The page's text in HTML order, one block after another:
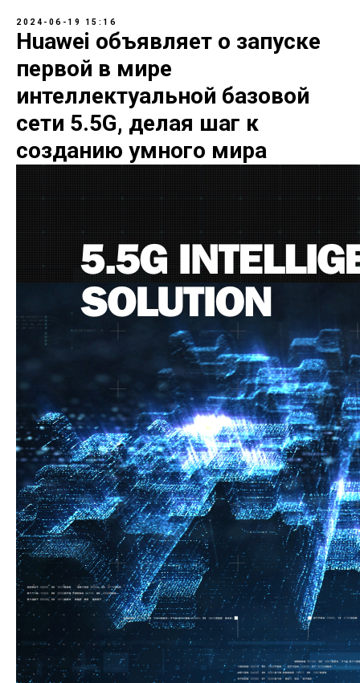
2024-06-19 15:16
Huawei объявляет о запуске
первой в мире
интеллектуальной базовой
сети 5.5G, делая шаг к
созданию умного мира